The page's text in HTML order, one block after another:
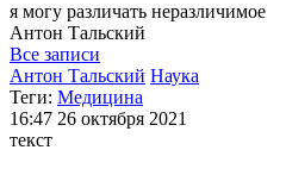
я могу различать неразличимое
Антон Тальский
Все записи
Антон Тальский Наука
Теги: Медицина
16:47 26 октября 2021
текст